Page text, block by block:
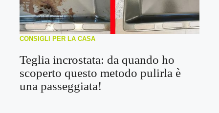
CONSIGLI PER LA CASA
Teglia incrostata: da quando ho
scoperto questo metodo pulirla è
una passeggiata!